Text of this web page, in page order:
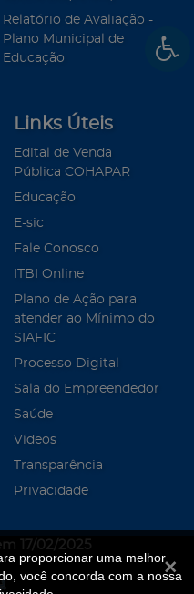
proporcionar uma melhor
você concorda com a nossa
Relatório de Avaliação -
Plano Municipal de
Educação
Links Úteis
Edital de Venda
Pública COHAPAR
Educação
E-sic
Fale Conosco
ITBI Online
Plano de Ação para
atender ao Mínimo do
SIAFIC
Processo Digital
Sala do Empreendedor
Saúde
Vídeos
Transparência
Privacidade
17/02/2025